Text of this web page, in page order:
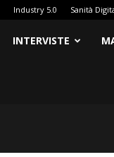
Industry 5.0 Sanità
INTERVISTE